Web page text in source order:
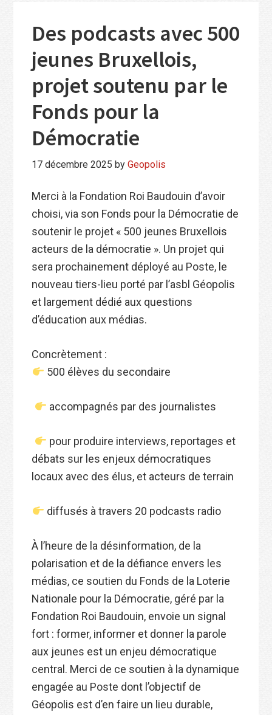
Des podcasts avec 500
jeunes Bruxellois,
projet soutenu par le
Fonds pour la
Démocratie
17 décembre 2025 byGeopolis
Merci à la Fondation Roi Baudouin d’avoir
choisi, via son Fonds pour la Démocratie de
soutenir le projet « 500 jeunes Bruxellois
acteurs de la démocratie ». Un projet qui
sera prochainement déployé au Poste, le
nouveau tiers-lieu porté par l’asbl Géopolis
et largement dédié aux questions
d’éducation aux médias.
Concrètement :
500 élèves du secondaire
accompagnés par des journalistes
pour produire interviews, reportages et
débats sur les enjeux démocratiques
locaux avec des élus, et acteurs de terrain
diffusés à travers 20 podcasts radio
À l’heure de la désinformation, de la
polarisation et de la défiance envers les
médias, ce soutien du Fonds de la Loterie
Nationale pour la Démocratie, géré par la
Fondation Roi Baudouin, envoie un signal
fort : former, informer et donner la parole
aux jeunes est un enjeu démocratique
central. Merci de ce soutien à la dynamique
engagée au Poste dont l’objectif de
Géopolis est d’en faire un lieu durable,